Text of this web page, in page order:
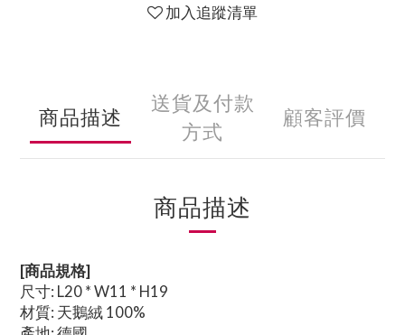
加入追蹤清單
商品描述
送貨及付款
方式
顧客評價
商品描述
[商品規格]
尺寸: L20 * W11 * H19
材質: 天鵝絨 100%